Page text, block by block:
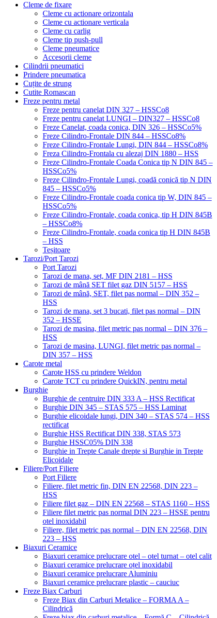
Cleme de fixare
Cleme cu actionare orizontala
Cleme cu actionare verticala
Cleme cu carlig
Cleme tip push-pull
Cleme pneumatice
Accesorii cleme
Cilindrii pneumatici
Prindere pneumatica
Cuțite de strung
Cutite Romascan
Freze pentru metal
Freze pentru canelat DIN 327 – HSSCo8
Freze pentru canelat LUNGI – DIN327 – HSSCo8
Freze Canelat, coada conica, DIN 326 – HSSCo5%
Freze Cilindro-Frontale DIN 844 – HSSCo8%
Freze Cilindro-Frontale Lungi, DIN 844 – HSSCo8%
Freza Cilindro-Frontala cu alezaj DIN 1880 – HSS
Freze Cilindro-Frontale Coada Conica tip N DIN 845 –
HSSCo5%
Freze Cilindro-Frontale Lungi, coadă conică tip N DIN
845 – HSSCo5%
Freze Cilindro-Frontale coada conica tip W, DIN 845 –
HSSCo5%
Freze Cilindro-Frontale, coada conica, tip H DIN 845B
– HSSCo8%
Freze Cilindro-Frontale, coada conica tip H DIN 845B
– HSS
Teșitoare
Tarozi/Port Tarozi
Port Tarozi
Tarozi de mana, set, MF DIN 2181 – HSS
Tarozi de mână SET filet gaz DIN 5157 – HSS
Tarozi de mână, SET, filet pas normal – DIN 352 –
HSS
Tarozi de mana, set 3 bucati, filet pas normal – DIN
352 – HSSE
Tarozi de masina, filet metric pas normal – DIN 376 –
HSS
Tarozi de masina, LUNGI, filet metric pas normal –
DIN 357 – HSS
Carote metal
Carote HSS cu prindere Weldon
Carote TCT cu prindere QuickIN, pentru metal
Burghie
Burghie de centruire DIN 333 A – HSS Rectificat
Burghie DIN 345 – STAS 575 – HSS Laminat
Burghie elicoidale lungi, DIN 340 – STAS 574 – HSS
rectificat
Burghie HSS Rectificat DIN 338, STAS 573
Burghie HSSC05% DIN 338
Burghie in Trepte Canale drepte si Burghie in Trepte
Elicoidale
Filiere/Port Filiere
Port Filiere
Filiere, filet metric fin, DIN EN 22568, DIN 223 –
HSS
Filiere filet gaz – DIN EN 22568 – STAS 1160 – HSS
Filiere filet metric pas normal DIN 223 – HSSE pentru
otel inoxidabil
Filiere, filet metric pas normal – DIN EN 22568, DIN
223 – HSS
Biaxuri Ceramice
Biaxuri ceramice prelucrare otel – otel turnat – otel calit
Biaxuri ceramice prelucrare oțel inoxidabil
Biaxuri ceramice prelucrare Aluminiu
Biaxuri ceramice prelucrare plastic – cauciuc
Freze Biax Carburi
Freze Biax din Carburi Metalice – FORMA A –
Cilindrică